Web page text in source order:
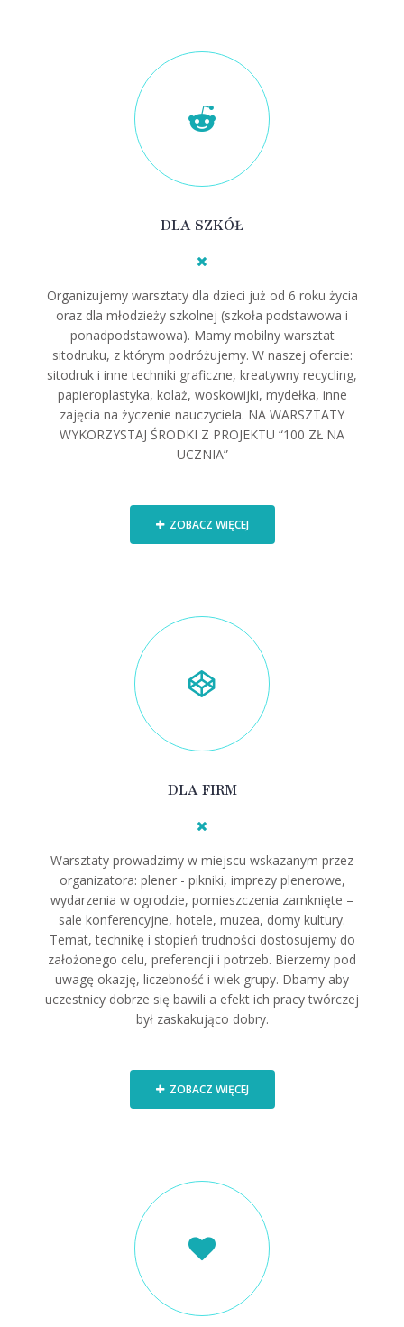
DLA SZKÓŁ
Organizujemy warsztaty dla dzieci już od 6 roku życia
oraz dla młodzieży szkolnej (szkoła podstawowa i
ponadpodstawowa). Mamy mobilny warsztat
sitodruku, z którym podróżujemy. W naszej ofercie:
sitodruk i inne techniki graficzne, kreatywny recycling,
papieroplastyka, kolaż, woskowijki, mydełka, inne
zajęcia na życzenie nauczyciela. NA WARSZTATY
WYKORZYSTAJ ŚRODKI Z PROJEKTU “100 ZŁ NA
UCZNIA”
ZOBACZ WIĘCEJ
DLA FIRM
Warsztaty prowadzimy w miejscu wskazanym przez
organizatora: plener - pikniki, imprezy plenerowe,
wydarzenia w ogrodzie, pomieszczenia zamknięte –
sale konferencyjne, hotele, muzea, domy kultury.
Temat, technikę i stopień trudności dostosujemy do
założonego celu, preferencji i potrzeb. Bierzemy pod
uwagę okazję, liczebność i wiek grupy. Dbamy aby
uczestnicy dobrze się bawili a efekt ich pracy twórczej
był zaskakująco dobry.
ZOBACZ WIĘCEJ